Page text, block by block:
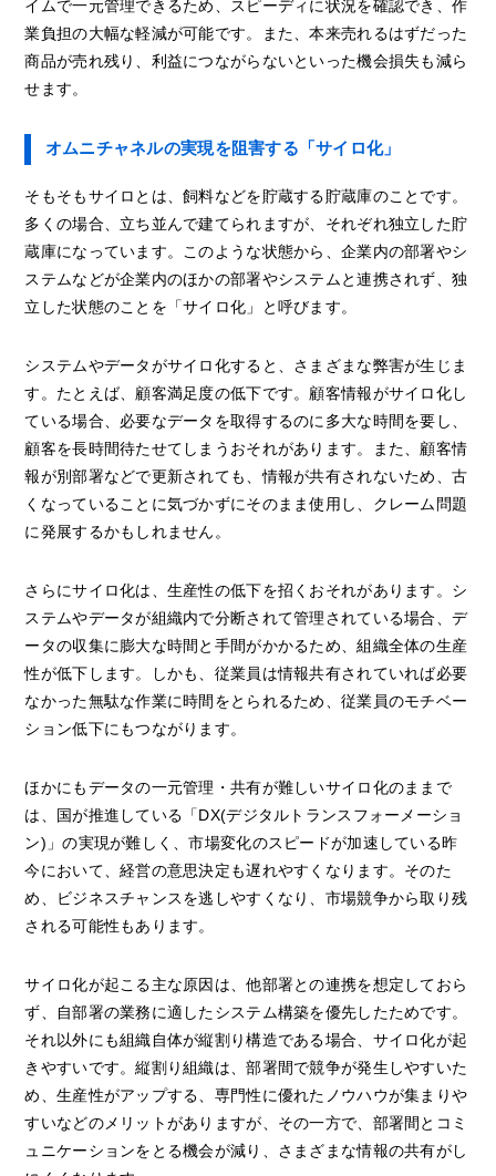
イムで一元管理できるため、スピーディに状況を確認でき、作
業負担の大幅な軽減が可能です。また、本来売れるはずだった
商品が売れ残り、利益につながらないといった機会損失も減ら
せます。
オムニチャネルの実現を阻害する「サイロ化」
そもそもサイロとは、飼料などを貯蔵する貯蔵庫のことです。
多くの場合、立ち並んで建てられますが、それぞれ独立した貯
蔵庫になっています。このような状態から、企業内の部署やシ
ステムなどが企業内のほかの部署やシステムと連携されず、独
立した状態のことを「サイロ化」と呼びます。
システムやデータがサイロ化すると、さまざまな弊害が生じま
す。たとえば、顧客満足度の低下です。顧客情報がサイロ化し
ている場合、必要なデータを取得するのに多大な時間を要し、
顧客を長時間待たせてしまうおそれがあります。また、顧客情
報が別部署などで更新されても、情報が共有されないため、古
くなっていることに気づかずにそのまま使用し、クレーム問題
に発展するかもしれません。
さらにサイロ化は、生産性の低下を招くおそれがあります。シ
ステムやデータが組織内で分断されて管理されている場合、デ
ータの収集に膨大な時間と手間がかかるため、組織全体の生産
性が低下します。しかも、従業員は情報共有されていれば必要
なかった無駄な作業に時間をとられるため、従業員のモチベー
ション低下にもつながります。
ほかにもデータの一元管理・共有が難しいサイロ化のままで
は、国が推進している「DX(デジタルトランスフォーメーショ
ン)」の実現が難しく、市場変化のスピードが加速している昨
今において、経営の意思決定も遅れやすくなります。そのた
め、ビジネスチャンスを逃しやすくなり、市場競争から取り残
される可能性もあります。
サイロ化が起こる主な原因は、他部署との連携を想定しておら
ず、自部署の業務に適したシステム構築を優先したためです。
それ以外にも組織自体が縦割り構造である場合、サイロ化が起
きやすいです。縦割り組織は、部署間で競争が発生しやすいた
め、生産性がアップする、専門性に優れたノウハウが集まりや
すいなどのメリットがありますが、その一方で、部署間とコミ
ュニケーションをとる機会が減り、さまざまな情報の共有がし